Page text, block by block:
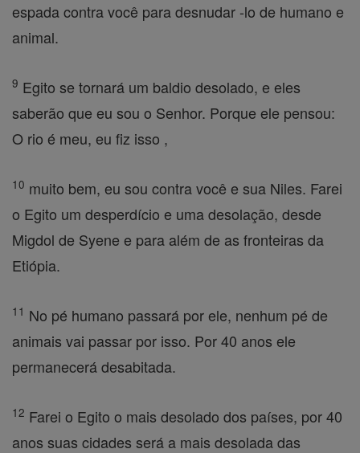
espada contra você para desnudar -lo de humano e
animal.
9 Egito se tornará um baldio desolado, e eles
saberão que eu sou o Senhor. Porque ele pensou:
O rio é meu, eu fiz isso ,
10 muito bem, eu sou contra você e sua Niles. Farei
o Egito um desperdício e uma desolação, desde
Migdol de Syene e para além de as fronteiras da
Etiópia.
11 No pé humano passará por ele, nenhum pé de
animais vai passar por isso. Por 40 anos ele
permanecerá desabitada.
12 Farei o Egito o mais desolado dos países, por 40
anos suas cidades será a mais desolada das